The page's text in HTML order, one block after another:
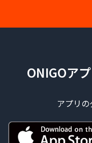
ONIGOア
アプリ